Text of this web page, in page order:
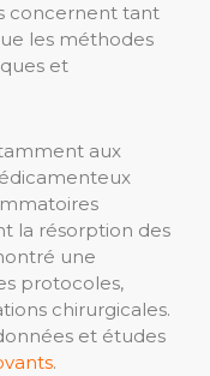
concernent tant
les méthodes
et
aux
la résorption des
une
protocoles,
chirurgicales.
et études
.